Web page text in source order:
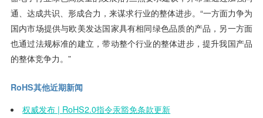
通、达成共识、形成合力，来谋求行业的整体进步。“一方面力争为
国内市场提供与欧美发达国家具有相同绿色品质的产品，另一方面
也通过法规标准的建立，带动整个行业的整体进步，提升我国产品
的整体竞争力。”
RoHS其他近期新闻
权威发布 | RoHS2.0指令汞豁免条款更新